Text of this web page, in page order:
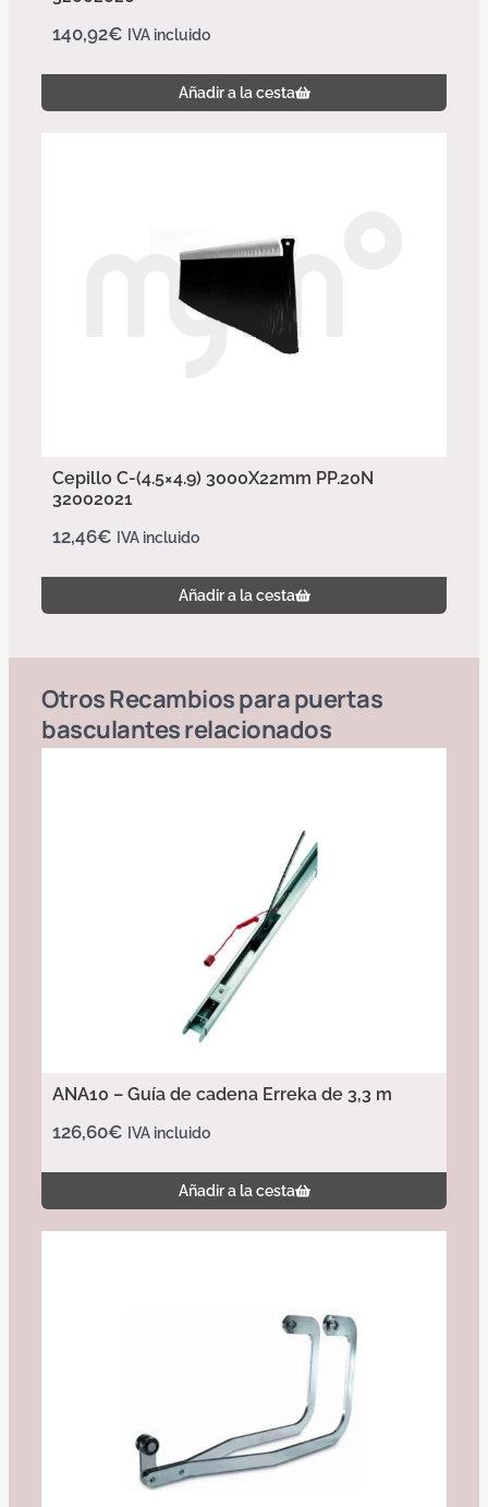
140,92€ IVA incluido
Añadir a la cesta
Cepillo C-(4.5×4.9) 3000X22mm PP.20N
32002021
12,46€ IVA incluido
Añadir a la cesta
OtrosRecambios para puertas
basculantesrelacionados
ANA10 – Guía de cadena Erreka de 3,3 m
126,60€ IVA incluido
Añadir a la cesta